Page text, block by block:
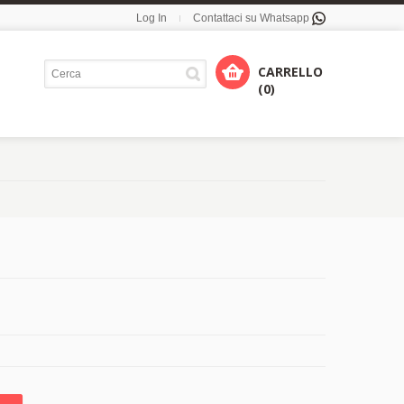
Log In Contattaci su Whatsapp
CARRELLO
(0)